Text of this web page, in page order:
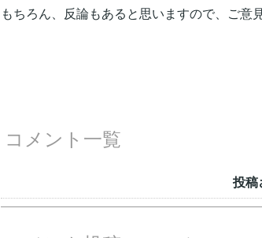
もちろん、反論もあると思いますので、ご意
コメント一覧
投稿